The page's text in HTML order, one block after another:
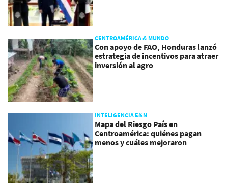
CENTROAMÉRICA & MUNDO
Con apoyo de FAO, Honduras lanzó
estrategia de incentivos para atraer
inversión al agro
INTELIGENCIA E&N
Mapa del Riesgo País en
Centroamérica: quiénes pagan
menos y cuáles mejoraron